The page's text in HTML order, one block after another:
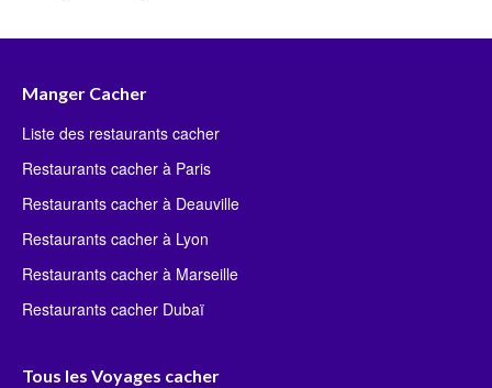
Manger Cacher
Liste des restaurants cacher
Restaurants cacher à Paris
Restaurants cacher à Deauville
Restaurants cacher à Lyon
Restaurants cacher à Marseille
Restaurants cacher Dubaï
Tous les Voyages cacher